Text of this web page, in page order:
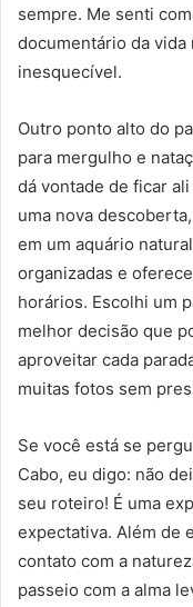
sempre. Me senti
documentário da vida
inesquecível.
Outro ponto alto do
para mergulho e
dá vontade de ficar
uma nova
em um aquário
organizadas e
horários. Escolhi um
melhor decisão que
aproveitar cada
muitas fotos sem
Se você está se
Cabo, eu digo: não
seu roteiro! É uma
expectativa. Além de
contato com a
passeio com a alma